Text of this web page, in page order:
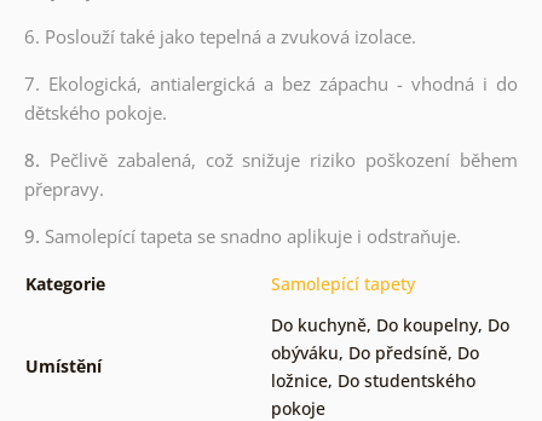
6. Poslouží také jako tepelná a zvuková izolace.
7. Ekologická, antialergická a bez zápachu - vhodná i do
dětského pokoje.
8. Pečlivě zabalená, což snižuje riziko poškození během
přepravy.
9. Samolepící tapeta se snadno aplikuje i odstraňuje.
Kategorie Samolepící tapety
Umístění
Do kuchyně, Do koupelny, Do
obýváku, Do předsíně, Do
ložnice, Do studentského
pokoje